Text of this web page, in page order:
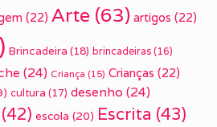
(22) Arte (63) artigos (22)
Brincadeira (18) brincadeiras (16)
(24) Criança (15) Crianças (22)
cultura (17) desenho (24)
(42) escola (20) Escrita (43)